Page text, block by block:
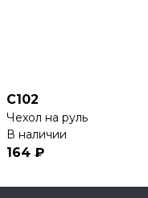
C102
Чехол на руль
В наличии
164 ₽